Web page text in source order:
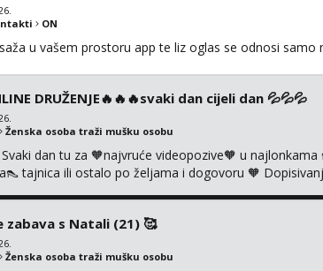
ON
u vašem prostoru app te liz oglas se odnosi samo
DRUŽENJE🔥🔥🔥svaki dan cijeli dan 💦💦💦
Ženska osoba traži mušku osobu
dan tu za 🧡najvruće videopozive🧡 u
tajnica ili ostalo po željama i dogovoru 🧡
zabava s Natali (21) 🥰
Ženska osoba traži mušku osobu